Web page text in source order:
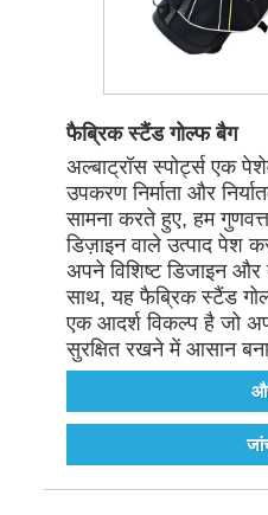
फैब्रिक स्टैंड गोल्फ बैग
अल्बाट्रॉस स्पोर्ट्स एक
उपकरण निर्माता और
सामना करते हुए, हम
डिज़ाइन वाले उत्पाद पेश
अपने विशिष्ट डिजाइन
साथ, यह फैब्रिक स्टैंड
एक आदर्श विकल्प है जो
सुरक्षित रखने में आसान